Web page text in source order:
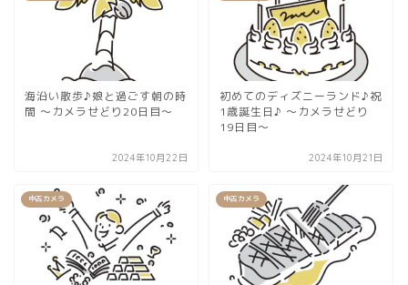
海沿い散歩♪娘と過ごす朝の時
間 〜カメラせどり20日目〜
2024年10月22日
初めてのディズニーランド♪祝
1歳誕生日♪ 〜カメラせどり
19日目〜
2024年10月21日
中古カメラ 中古カメラ